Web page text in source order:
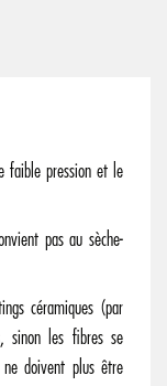
faible pression et le
pas au sèche-
céramiques (par
sinon les fibres se
doivent plus être